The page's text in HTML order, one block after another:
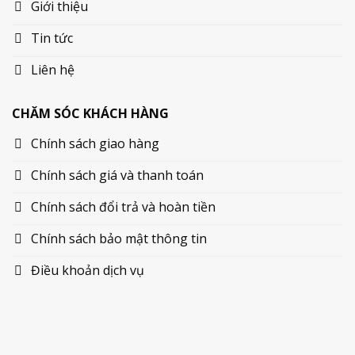
Giới thiệu
Tin tức
Liên hệ
CHĂM SÓC KHÁCH HÀNG
Chính sách giao hàng
Chính sách giá và thanh toán
Chính sách đổi trả và hoàn tiền
Chính sách bảo mật thông tin
Điều khoản dịch vụ